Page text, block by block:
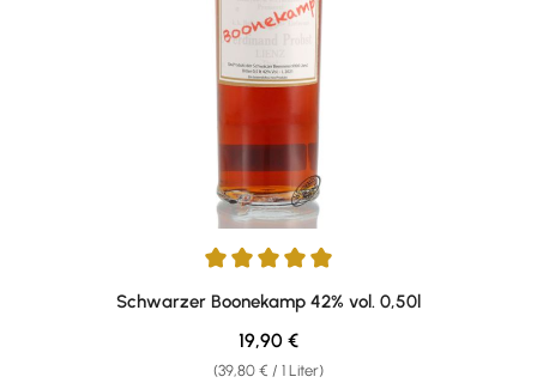
Durchschnittliche Bewertung von 5 von 5 Sternen
Schwarzer Boonekamp 42% vol. 0,50l
(39,80 € / 1 Liter)
Regulärer Preis:
19,90 €